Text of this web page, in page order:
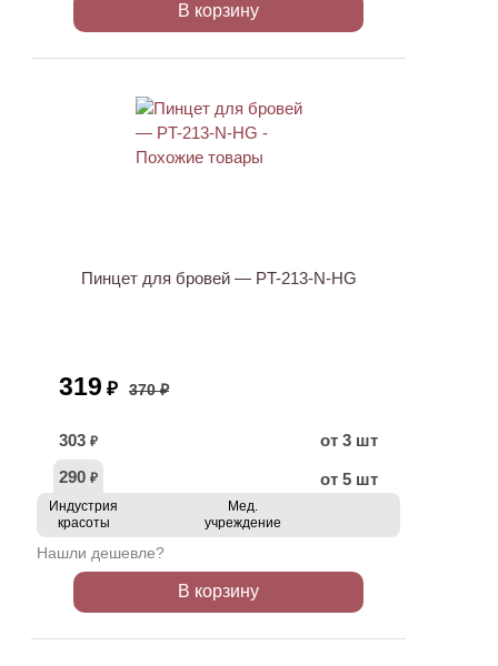
В корзину
Пинцет для бровей — PT-213-N-HG
319 ₽ 370 ₽
303 ₽
от 3 шт
290 ₽ от 5 шт
Индустрия
красоты
Мед.
учреждение
Нашли дешевле?
В корзину